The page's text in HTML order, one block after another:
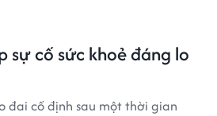
sự cố sức khoẻ đáng lo
đai cố định sau một thời gian